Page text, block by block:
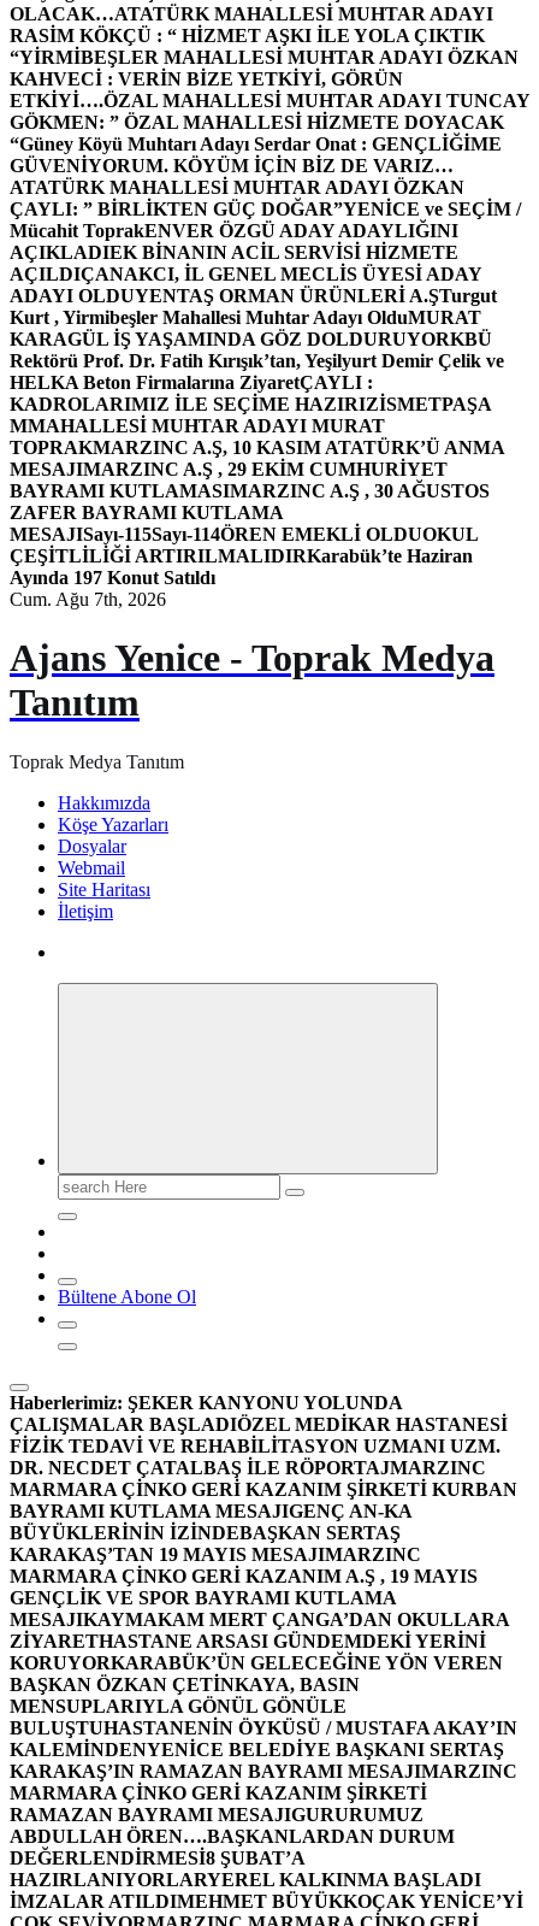
OLACAK…ATATÜRK MAHALLESİ MUHTAR ADAYI
RASİM KÖKÇÜ : “ HİZMET AŞKI İLE YOLA ÇIKTIK
“YİRMİBEŞLER MAHALLESİ MUHTAR ADAYI ÖZKAN
KAHVECİ : VERİN BİZE YETKİYİ, GÖRÜN
ETKİYİ….ÖZAL MAHALLESİ MUHTAR ADAYI TUNCAY
GÖKMEN: ” ÖZAL MAHALLESİ HİZMETE DOYACAK
“Güney Köyü Muhtarı Adayı Serdar Onat : GENÇLİĞİME
GÜVENİYORUM. KÖYÜM İÇİN BİZ DE VARIZ…
ATATÜRK MAHALLESİ MUHTAR ADAYI ÖZKAN
ÇAYLI: ” BİRLİKTEN GÜÇ DOĞAR”YENİCE ve SEÇİM /
Mücahit ToprakENVER ÖZGÜ ADAY ADAYLIĞINI
AÇIKLADIEK BİNANIN ACİL SERVİSİ HİZMETE
AÇILDIÇANAKCI, İL GENEL MECLİS ÜYESİ ADAY
ADAYI OLDUYENTAŞ ORMAN ÜRÜNLERİ A.ŞTurgut
Kurt , Yirmibeşler Mahallesi Muhtar Adayı OlduMURAT
KARAGÜL İŞ YAŞAMINDA GÖZ DOLDURUYORKBÜ
Rektörü Prof. Dr. Fatih Kırışık’tan, Yeşilyurt Demir Çelik ve
HELKA Beton Firmalarına ZiyaretÇAYLI :
KADROLARIMIZ İLE SEÇİME HAZIRIZİSMETPAŞA
MMAHALLESİ MUHTAR ADAYI MURAT
TOPRAKMARZINC A.Ş, 10 KASIM ATATÜRK’Ü ANMA
MESAJIMARZINC A.Ş , 29 EKİM CUMHURİYET
BAYRAMI KUTLAMASIMARZINC A.Ş , 30 AĞUSTOS
ZAFER BAYRAMI KUTLAMA
MESAJISayı-115Sayı-114ÖREN EMEKLİ OLDUOKUL
ÇEŞİTLİLİĞİ ARTIRILMALIDIRKarabük’te Haziran
Ayında 197 Konut Satıldı
Cum. Ağu 7th, 2026
Ajans Yenice - Toprak Medya
Tanıtım
Toprak Medya Tanıtım
Hakkımızda
Köşe Yazarları
Dosyalar
Webmail
Site Haritası
İletişim
Search
for:
Bültene Abone Ol
Haberlerimiz: ŞEKER KANYONU YOLUNDA
ÇALIŞMALAR BAŞLADIÖZEL MEDİKAR HASTANESİ
FİZİK TEDAVİ VE REHABİLİTASYON UZMANI UZM.
DR. NECDET ÇATALBAŞ İLE RÖPORTAJMARZINC
MARMARA ÇİNKO GERİ KAZANIM ŞİRKETİ KURBAN
BAYRAMI KUTLAMA MESAJIGENÇ AN-KA
BÜYÜKLERİNİN İZİNDEBAŞKAN SERTAŞ
KARAKAŞ’TAN 19 MAYIS MESAJIMARZINC
MARMARA ÇİNKO GERİ KAZANIM A.Ş , 19 MAYIS
GENÇLİK VE SPOR BAYRAMI KUTLAMA
MESAJIKAYMAKAM MERT ÇANGA’DAN OKULLARA
ZİYARETHASTANE ARSASI GÜNDEMDEKİ YERİNİ
KORUYORKARABÜK’ÜN GELECEĞİNE YÖN VEREN
BAŞKAN ÖZKAN ÇETİNKAYA, BASIN
MENSUPLARIYLA GÖNÜL GÖNÜLE
BULUŞTUHASTANENİN ÖYKÜSÜ / MUSTAFA AKAY’IN
KALEMİNDENYENİCE BELEDİYE BAŞKANI SERTAŞ
KARAKAŞ’IN RAMAZAN BAYRAMI MESAJIMARZINC
MARMARA ÇİNKO GERİ KAZANIM ŞİRKETİ
RAMAZAN BAYRAMI MESAJIGURURUMUZ
ABDULLAH ÖREN….BAŞKANLARDAN DURUM
DEĞERLENDİRMESİ8 ŞUBAT’A
HAZIRLANIYORLARYEREL KALKINMA BAŞLADI
İMZALAR ATILDIMEHMET BÜYÜKKOÇAK YENİCE’Yİ